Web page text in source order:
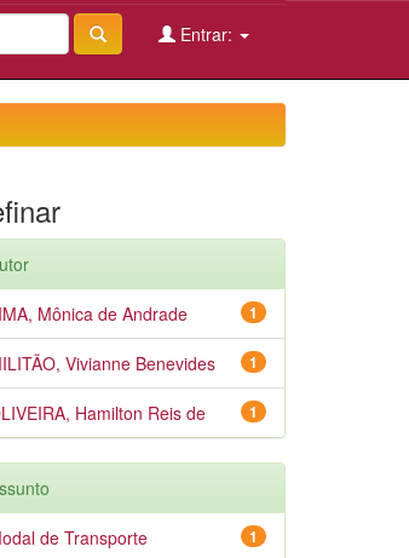
Entrar:
1
Mônica de Andrade
1
Vivianne Benevides
1
Hamilton Reis de
1
de Transporte